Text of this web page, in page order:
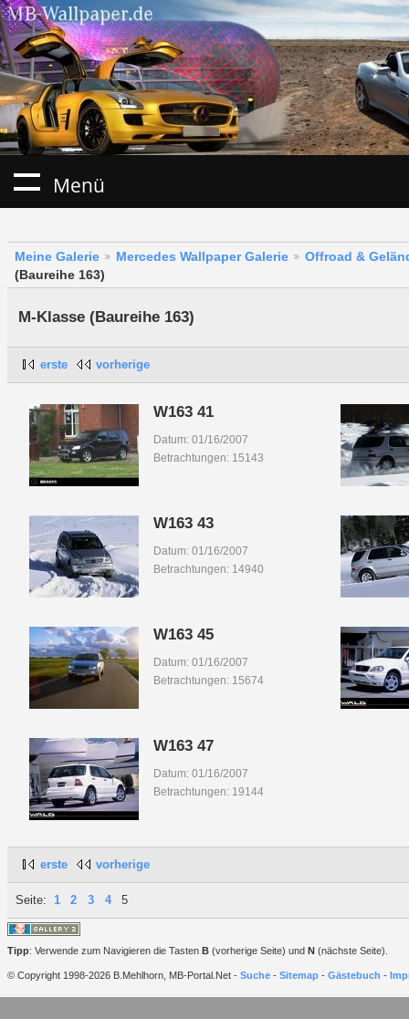
Menü
Meine Galerie Mercedes Wallpaper Galerie
Offroad &
(Baureihe 163)
M-Klasse (Baureihe 163)
erste vorherige
W163 41
Datum: 01/16/2007
Betrachtungen: 15143
W163 43
Datum: 01/16/2007
Betrachtungen: 14940
W163 45
Datum: 01/16/2007
Betrachtungen: 15674
W163 47
Datum: 01/16/2007
Betrachtungen: 19144
erste vorherige
Seite: 1 2 3 4 5
Tipp: Verwende zum Navigieren die Tasten B (vorherige Seite) und N (nächste Seite).
© Copyright 1998-2026 B.Mehlhorn, MB-Portal.Net - Suche - Sitemap - Gästebuch -